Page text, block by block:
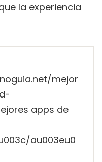
la experiencia
mejor
apps de
au003eu0